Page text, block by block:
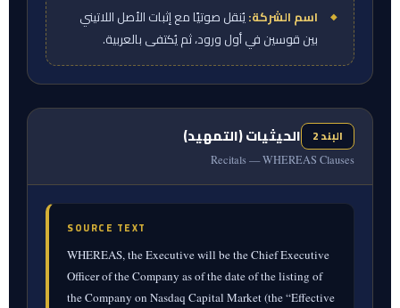
اسم الشركة:يُنقل صوتيًا مع إثبات الأصل اللاتيني
بين قوسين في أول ورود، ثم يُكتفى بالعربية.
البند 2 الحيثيات (التمهيد)
Recitals — WHEREAS Clauses
SOURCE TEXT
WHEREAS, the Executive will be the Chief Executive
Officer of the Company as of the date of the listing of
the Company on Nasdaq Capital Market (the “Effective